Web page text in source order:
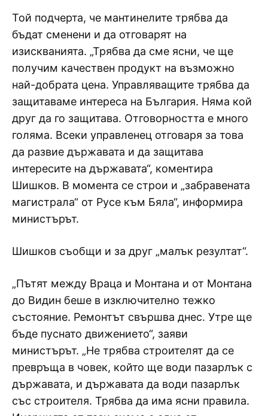
Той подчерта, че мантинелите трябва да
бъдат сменени и да отговарят на
изискванията. „Трябва да сме ясни, че ще
получим качествен продукт на възможно
най-добрата цена. Управляващите трябва да
защитаваме интереса на България. Няма кой
друг да го защитава. Отговорността е много
голяма. Всеки управленец отговаря за това
да развие държавата и да защитава
интересите на държавата“, коментира
Шишков. В момента се строи и „забравената
магистрала“ от Русе към Бяла“, информира
министърът.
Шишков съобщи и за друг „малък резултат“.
„Пътят между Враца и Монтана и от Монтана
до Видин беше в изключително тежко
състояние. Ремонтът свършва днес. Утре ще
бъде пуснато движението“, заяви
министърът. „Не трябва строителят да се
превръща в човек, който ще води пазарлък с
държавата, и държавата да води пазарлък
със строителя. Трябва да има ясни правила.